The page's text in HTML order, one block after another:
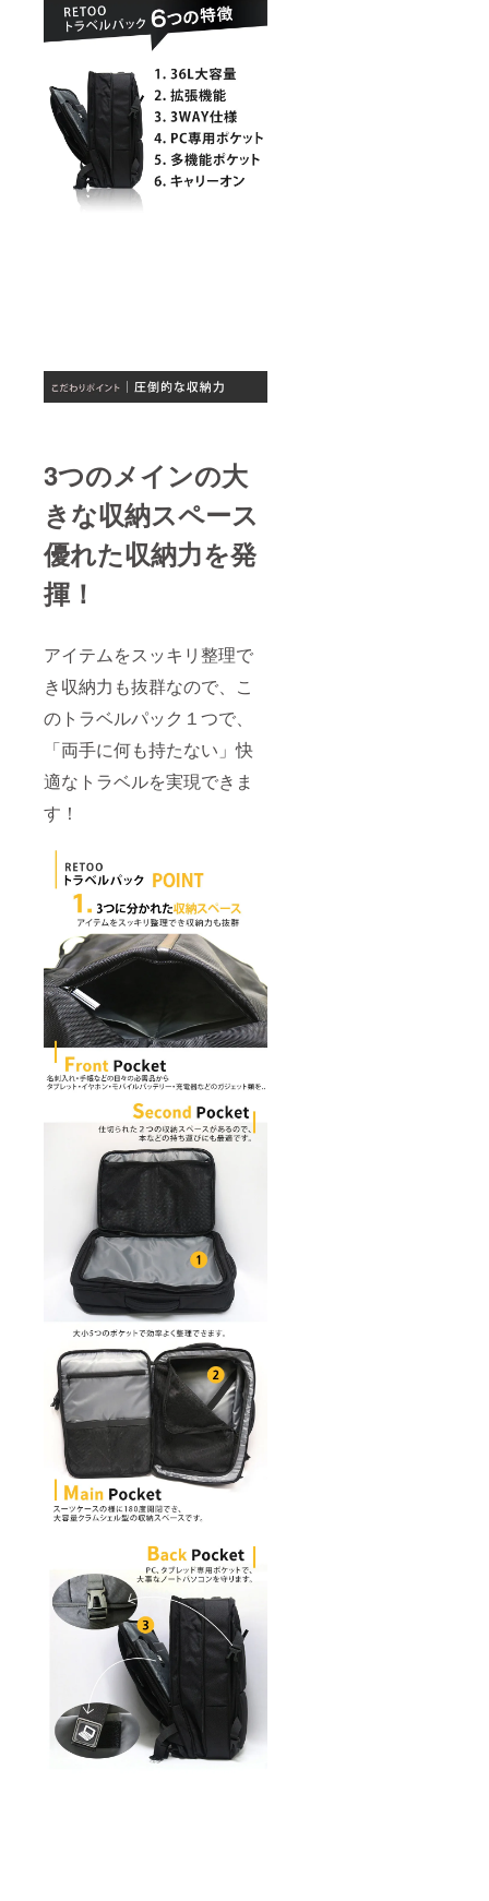
3つのメインの大
きな収納スペース
優れた収納力を発
揮！
アイテムをスッキリ整理で
き収納力も抜群なので、こ
のトラベルパック１つで、
「両手に何も持たない」快
適なトラベルを実現できま
す！